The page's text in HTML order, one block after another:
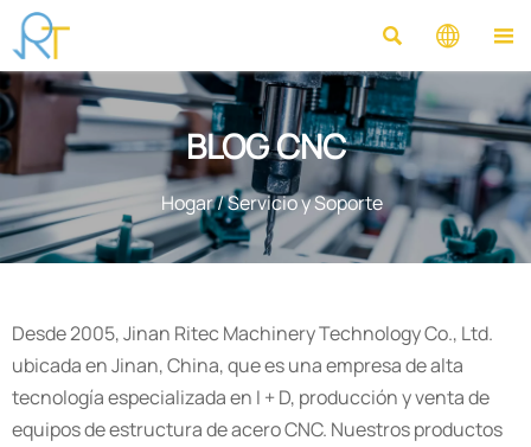
  
BLOG CNC
Hogar/Servicio y Soporte
Desde 2005, Jinan Ritec Machinery Technology Co., Ltd.
ubicada en Jinan, China, que es una empresa de alta
tecnología especializada en I + D, producción y venta de
equipos de estructura de acero CNC. Nuestros productos